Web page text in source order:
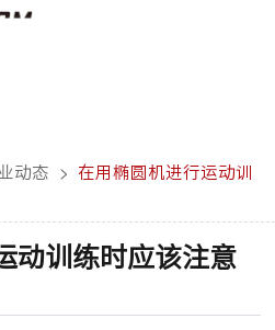
动态 >
在用椭圆机进行运动训
动训练时应该注意